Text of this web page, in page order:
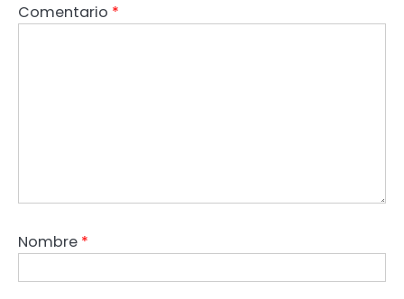
Comentario *
Nombre *